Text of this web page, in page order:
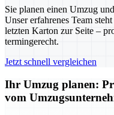
Sie planen einen Umzug
Unser erfahrenes Team
letzten Karton zur Seite –
termingerecht.
Jetzt schnell vergleichen
Ihr Umzug planen:
vom